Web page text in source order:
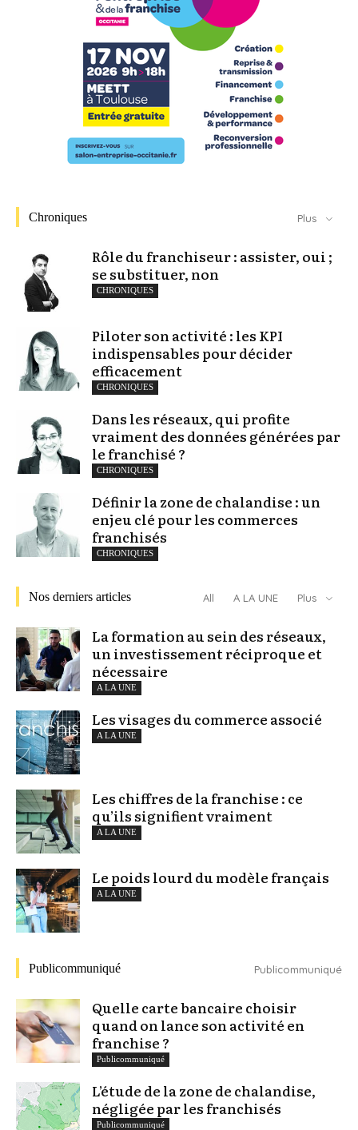
Chroniques Plus
Rôle du franchiseur : assister, oui ;
se substituer, non
CHRONIQUES
Piloter son activité : les KPI
indispensables pour décider
efficacement
CHRONIQUES
Dans les réseaux, qui profite
vraiment des données générées par
le franchisé ?
CHRONIQUES
Définir la zone de chalandise : un
enjeu clé pour les commerces
franchisés
CHRONIQUES
Nos derniers articles All A LA UNE Plus
La formation au sein des réseaux,
un investissement réciproque et
nécessaire
A LA UNE
Les visages du commerce associé
A LA UNE
Les chiffres de la franchise : ce
qu’ils signifient vraiment
A LA UNE
Le poids lourd du modèle français
A LA UNE
Publicommuniqué Publicommuniqué
Quelle carte bancaire choisir
quand on lance son activité en
franchise ?
Publicommuniqué
L’étude de la zone de chalandise,
négligée par les franchisés
Publicommuniqué